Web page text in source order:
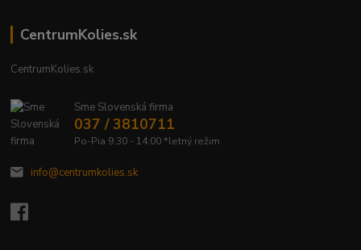
CentrumKolies.sk
CentrumKolies.sk
Sme Slovenská firma
037 / 3810711
Po-Pia 9.30 - 14.00 *letný režim
info@centrumkolies.sk